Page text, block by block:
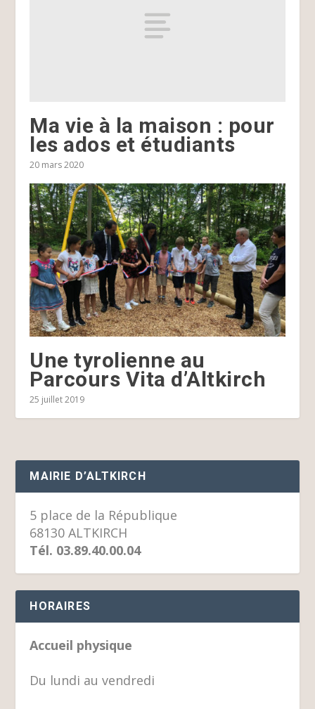
Ma vie à la maison : pour
les ados et étudiants
20 mars 2020
Une tyrolienne au
Parcours Vita d’Altkirch
25 juillet 2019
MAIRIE D’ALTKIRCH
5 place de la République
68130 ALTKIRCH
Tél. 03.89.40.00.04
HORAIRES
Accueil physique
Du lundi au vendredi